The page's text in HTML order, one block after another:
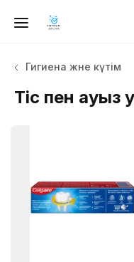
Гигиена және күтім
Тіс пен ауыз